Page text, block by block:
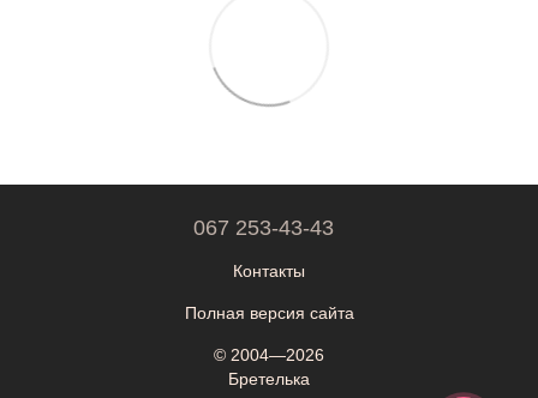
067 253-43-43
Контакты
Полная версия сайта
© 2004—2026
Бретелька